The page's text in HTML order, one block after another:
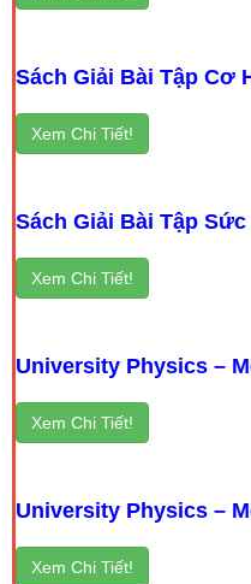
Sách Giải Bài Tập Cơ
Xem Chi Tiết!
Sách Giải Bài Tập
Xem Chi Tiết!
University Physics –
Xem Chi Tiết!
University Physics –
Xem Chi Tiết!